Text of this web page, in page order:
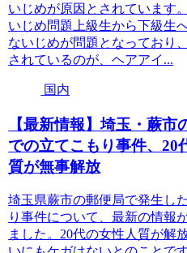
いじめが原因とされています
いじめ問題上級生から下級生
ないじめが問題となっており
されているのが、ヘアアイ...
国内
【最新情報】埼玉・蕨市
での立てこもり事件、20
質が無事解放
埼玉県蕨市の郵便局で発生し
り事件について、最新の情報
ました。20代の女性人質が解